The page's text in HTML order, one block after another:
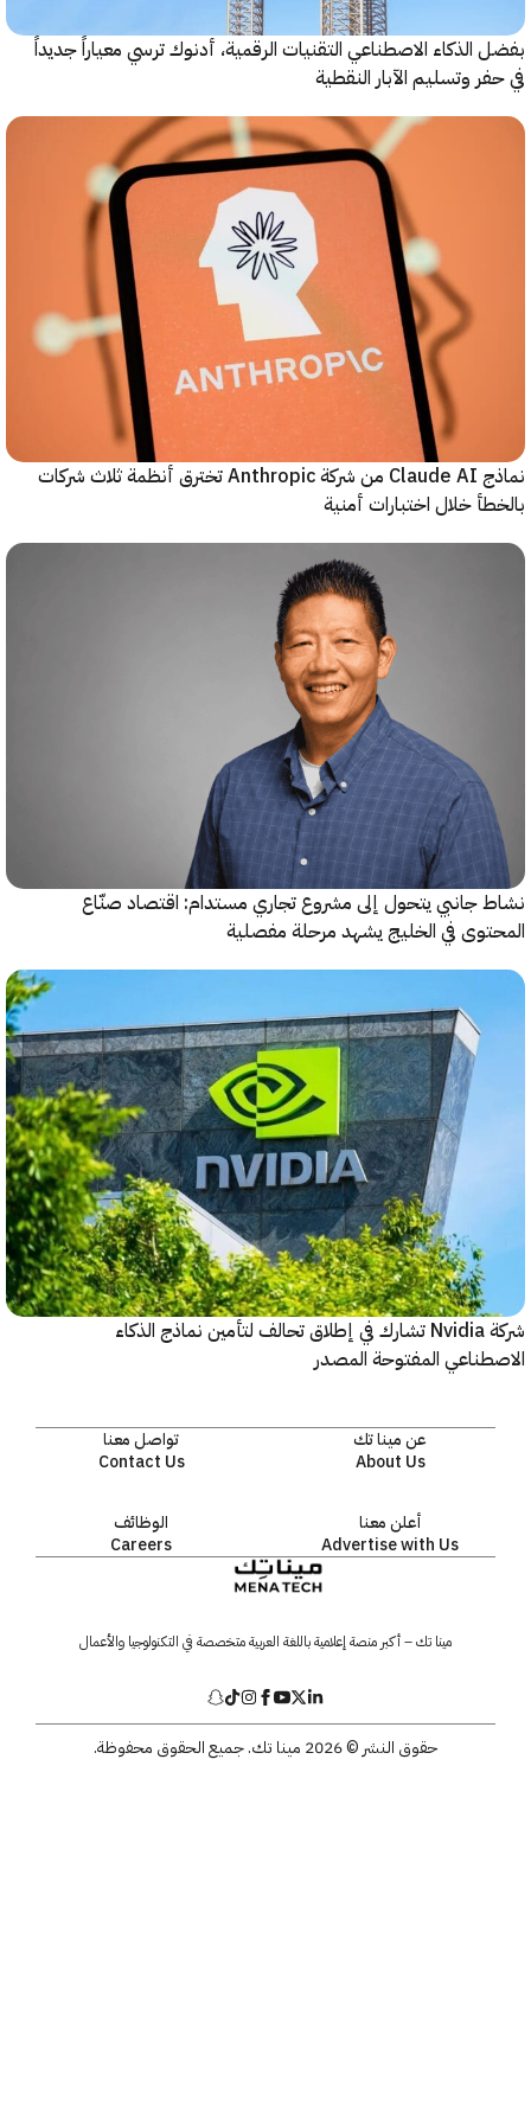
الاصطناعي التقنيات الرقمية، أدنوك ترسي معياراً جديداً
وتسليم الآبار النقطية
نماذج Claude AI من شركة Anthropic تخترق أنظمة ثلاث شركات
خلال اختبارات أمنية
جانبي يتحول إلى مشروع تجاري مستدام: اقتصاد صنّاع
في الخليج يشهد مرحلة مفصلية
شركة Nvidia تشارك في إطلاق تحالف لتأمين نماذج الذكاء
المفتوحة المصدر
عن مينا تك
About Us
تواصل معنا
Contact Us
أعلن معنا
Advertise with Us
الوظائف
Careers
مينا تك – أكبر منصة إعلامية باللغة العربية متخصصة في التكنولوجيا والأعمال
حقوق النشر © 2026 مينا تك. جميع الحقوق محفوظة.